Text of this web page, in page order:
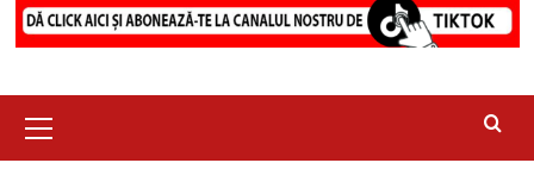
Menu